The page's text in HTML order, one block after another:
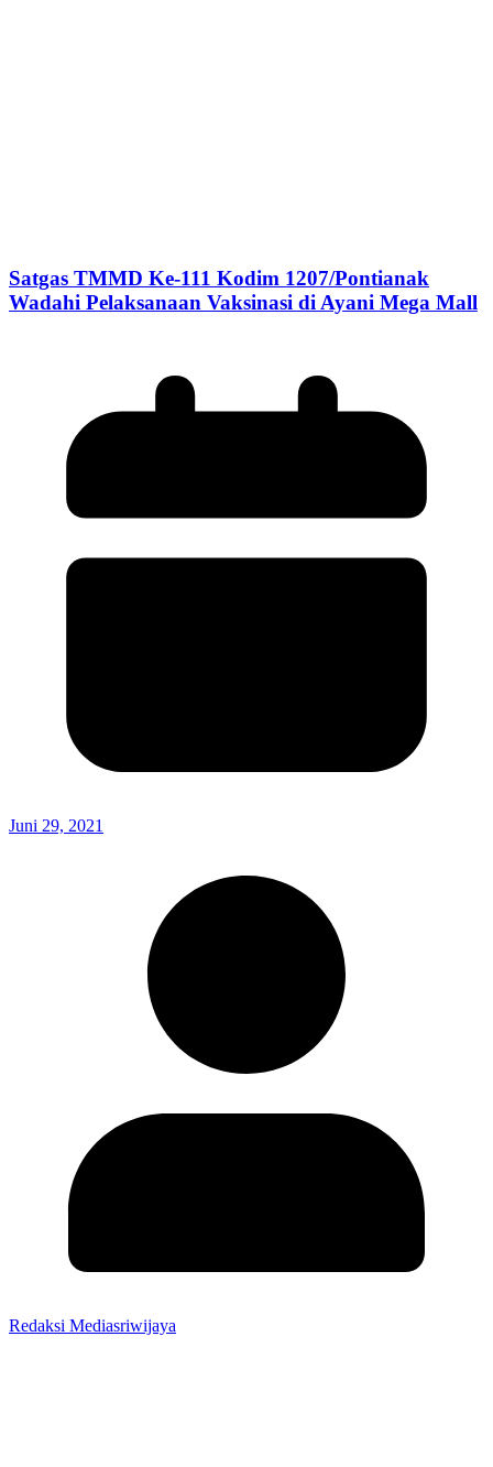
Satgas TMMD Ke-111 Kodim 1207/Pontianak
Wadahi Pelaksanaan Vaksinasi di Ayani Mega Mall
Juni 29, 2021
Redaksi Mediasriwijaya